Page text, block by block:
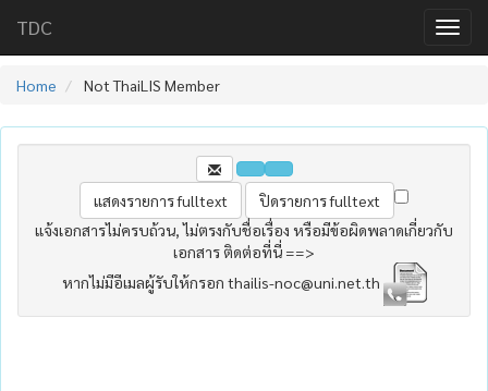
TDC
Home Not ThaiLIS Member
แจ้งเอกสารไม่ครบถ้วน, ไม่ตรงกับชื่อเรื่อง หรือมีข้อผิดพลาดเกี่ยวกับ
เอกสาร ติดต่อที่นี่ ==>
หากไม่มีอีเมลผู้รับให้กรอก thailis-noc@uni.net.th